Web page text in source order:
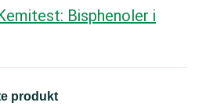
Bisphenoler i
produkt